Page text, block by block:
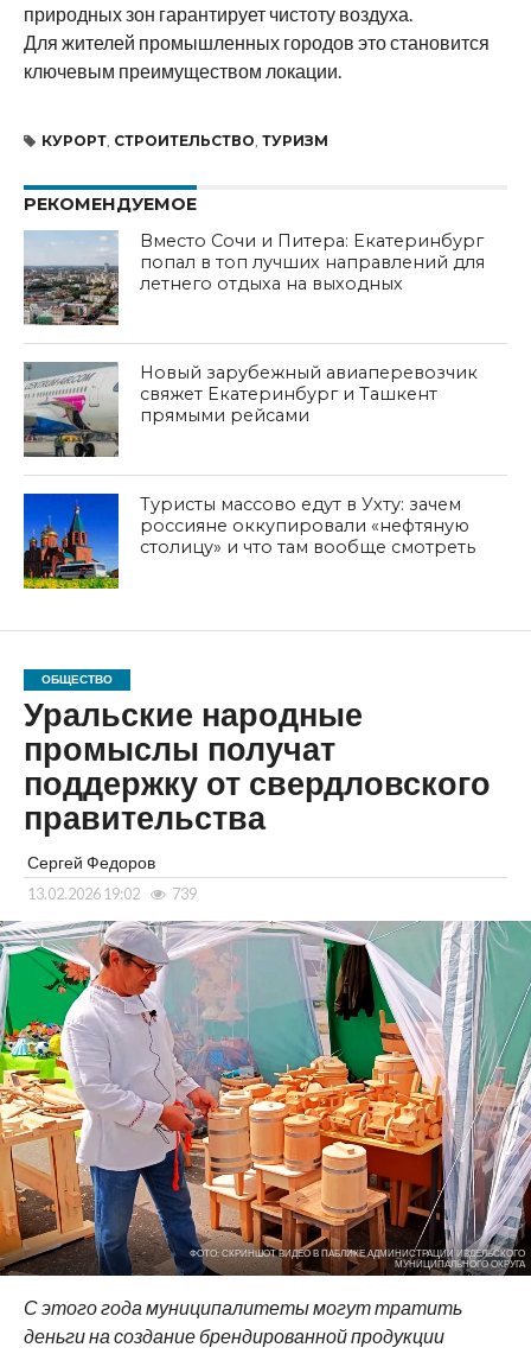
природных зон гарантирует чистоту воздуха.
Для жителей промышленных городов это становится
ключевым преимуществом локации.
КУРОРТ, СТРОИТЕЛЬСТВО ТУРИЗМ
РЕКОМЕНДУЕМОЕ
Вместо Сочи и Питера: Екатеринбург
попал в топ лучших направлений для
летнего отдыха на выходных
Новый зарубежный авиаперевозчик
свяжет Екатеринбург и Ташкент
прямыми рейсами
Туристы массово едут в Ухту: зачем
россияне оккупировали «нефтяную
столицу» и что там вообще смотреть
ОБЩЕСТВО
Уральские народные
промыслы получат
поддержку от свердловского
правительства
Сергей Федоров
13.02.2026 19:02 739
ФОТО: СКРИНШОТ ВИДЕО В ПАБЛИКЕ АДМИНИСТРАЦИИ ИВДЕЛЬСКОГО
МУНИЦИПАЛЬНОГО ОКРУГА
С этого года муниципалитеты могут тратить
деньги на создание брендированной продукции